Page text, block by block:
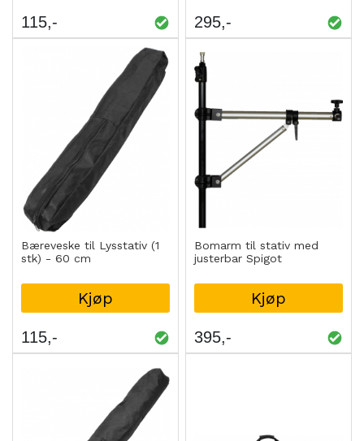
115 295
Bæreveske til Lysstativ (1
stk) - 60 cm
Kjøp
115
Bomarm til stativ med
justerbar Spigot
Kjøp
395